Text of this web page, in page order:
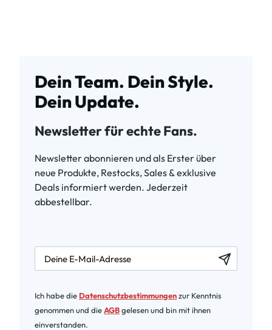
Dein Team. Dein Style.
Dein Update.
Newsletter für echte Fans.
Newsletter abonnieren und als Erster über
neue Produkte, Restocks, Sales & exklusive
Deals informiert werden. Jederzeit
abbestellbar.
newsletter.labelEmail
Ich habe die Datenschutzbestimmungenzur Kenntnis
genommen und dieAGBgelesen und bin mit ihnen
einverstanden.